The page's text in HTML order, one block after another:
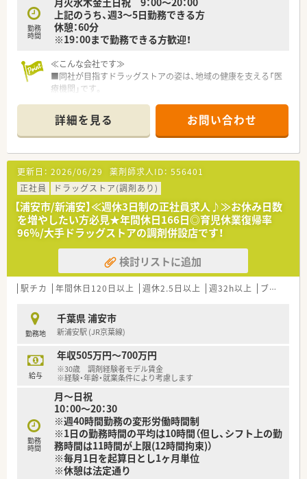
まで可能です。(1日6時間勤務)
■再雇用ライセンス制度あり(退職後3年間であれば、同資格での
再入社可能)
■チャレンジし、実績を残していければ様々なキャリアを広げて
いけます。
■リクルーターや店舗開発・商品開発・新規プロジェクトなど、活
躍できるフィールドは様々です。
■社内公募制度があり、自らチャンスを掴むことができます。
■社員は全員さん付けで呼び、明るく風通しの良い環境を目指し
ています。
勤務
時間
上記のうち、週3～5日勤務できる方
休憩：60分
※19：00まで勤務できる方歓迎！
≪こんな会社です≫
■同社が目指すドラッグストアの姿は、地域の健康を支える「医
療機関」です。
ョン」を推進しています。
医療ヘルスケア商品（調剤＋OTC等）の売上割合は約50％で業界
トップクラス！
調剤を核に、OTC・サプリメントなど、各分野で的確にアドバイ
スできる総合力が強みです。
セルフメディケーションを推進することにより、医療費削減を通
じて社会にも貢献しています。
≪安定した事業経営≫
■M&Aが積極的に行われるドラッグストア業界において盤石な
経営基盤は大きな強みです。
■総合商社として重要なヘルスケア分野に、戦略的かつ積極的な
先行投資をしています。
■調剤オペレーションの自動化を導入し効率化も図っていま
す。
を送ることができます。
■育児休暇なども法律以上の制度を用意し、子育てをしながら働
ける環境を整えています。
■未来を見据えて成長し、長く活躍し続けられる環境の中で新た
な一歩を踏み出せます。
≪風通しが良く働きやすい職場環境≫
■社員間は「さん」付けで呼び合えるほどフラットな関係性で、
役職や立場は関係ありません。
■風通しの良い環境はアイデアを出しやすく、大きく成長できる
チャンスが豊富にあります。
■風通しの良い社風を実現するために、様々なサークル活動制度
も用意しています。
■首都圏にこだわった店舗展開のため、多くの仲間と交流ができ
詳細を見る お問い合わせ
更新日： 2026/06/29 薬剤師求人ID： 556401
正社員
ドラッグストア(調剤あり)
【浦安市/新浦安】≪週休3日制の正社員求人♪≫お休み日数
を増やしたい方必見★年間休日166日◎育児休業復帰率
96％/大手ドラッグストアの調剤併設店です！
検討リストに追加
駅チカ 年間休日120日以上 週休2.5日以上 週32h以上 ブランク可
勤務地
千葉県 浦安市
新浦安駅 (JR京葉線)
給与
年収505万円～700万円
※30歳 調剤経験者モデル賃金
※経験・年齢・就業条件により考慮します
勤務
時間
月～日祝
10：00～20：30
※週40時間勤務の変形労働時間制
※1日の勤務時間の平均は10時間（但し、シフト上の勤
務時間は11時間が上限(12時間拘束)）
※毎月1日を起算日とし1ヶ月単位
※休憩は法定通り